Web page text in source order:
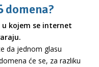
kojem se internet
da jednom glasu
će se, za razliku